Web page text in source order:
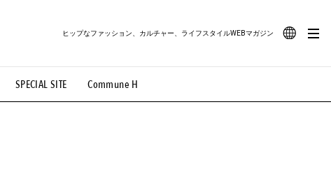
SPECIAL SITE Commune H
ヒップなファッション、カルチャー、ライフスタイルWEBマガジン
#路地裏てぃーん。 #MONTHLY JOURNAL
#MOVIE #LIFESTYLE #SNEAKER #OUTDOOR